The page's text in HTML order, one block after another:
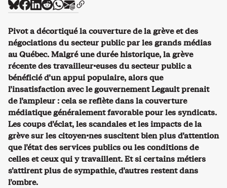
Pivot a décortiqué la couverture de la grève et des
négociations du secteur public par les grands médias
au Québec. Malgré une durée historique, la grève
récente des travailleur·euses du secteur public a
bénéficié d’un appui populaire, alors que
l’insatisfaction avec le gouvernement Legault prenait
de l’ampleur : cela se reflète dans la couverture
médiatique généralement favorable pour les syndicats.
Les coups d’éclat, les scandales et les impacts de la
grève sur les citoyen·nes suscitent bien plus d’attention
que l’état des services publics ou les conditions de
celles et ceux qui y travaillent. Et si certains métiers
s’attirent plus de sympathie, d’autres restent dans
l’ombre.